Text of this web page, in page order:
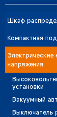
Шкаф
Шкаф для
напряжения
Шкаф
Главный блок
Компактная
напряжения
установки
Вакуумный
Выключатель